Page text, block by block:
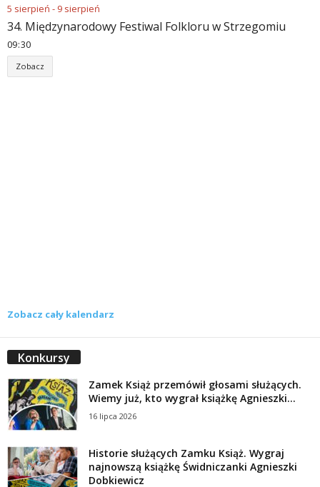
5 sierpień - 9 sierpień
34. Międzynarodowy Festiwal Folkloru w Strzegomiu
09:30
Zobacz
Zobacz cały kalendarz
Konkursy
Zamek Książ przemówił głosami służących.
Wiemy już, kto wygrał książkę Agnieszki...
16 lipca 2026
Historie służących Zamku Książ. Wygraj
najnowszą książkę Świdniczanki Agnieszki
Dobkiewicz